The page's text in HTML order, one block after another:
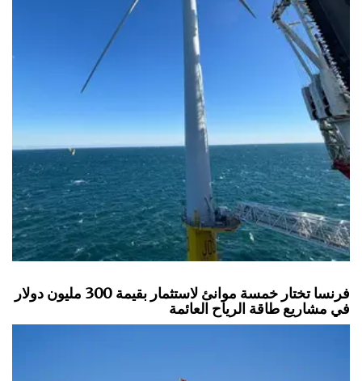
فرنسا تختار خمسة موانئ لاستثمار بقيمة 300 مليون دولار
في مشاريع طاقة الرياح العائمة